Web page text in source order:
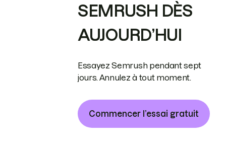
SEMRUSH DÈS
AUJOURD’HUI
Essayez Semrush pendant sept
jours. Annulez à tout moment.
Commencer l’essai gratuit